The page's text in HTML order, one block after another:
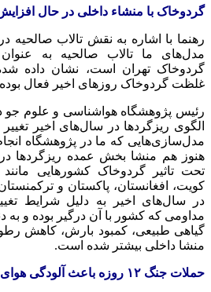
گردوخاک با منشاء داخلی در حال
رهنما با اشاره به نقش تالاب صالحیه
مدل‌های ما تالاب صالحیه به
گردوخاک تهران است، نشان داده
غلظت گردوخاک روزهای اخیر فعال
رئیس پژوهشگاه هواشناسی و علوم جو
الگوی ریزگردها در سال‌های اخیر
مدل‌سازی‌هایی که ما در پژوهشگاه
هنوز هم منشا بخش عمده ریزگردها
تحت تاثیر گردوخاک کشورهایی
کویت، افغانستان، پاکستان و
در سال‌های اخیر به دلیل شرایط
مداومی که کشور با آن درگیر بوده و به
گیاهی طبیعی، کمبود بارش، کاهش
منشا داخلی بیشتر شده است.
حملات جنگ ۱۲ روزه باعث آلودگی هوای تهران شده است؟